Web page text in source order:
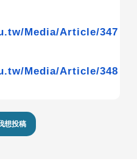
Media/Article/347
Media/Article/348
想投稿